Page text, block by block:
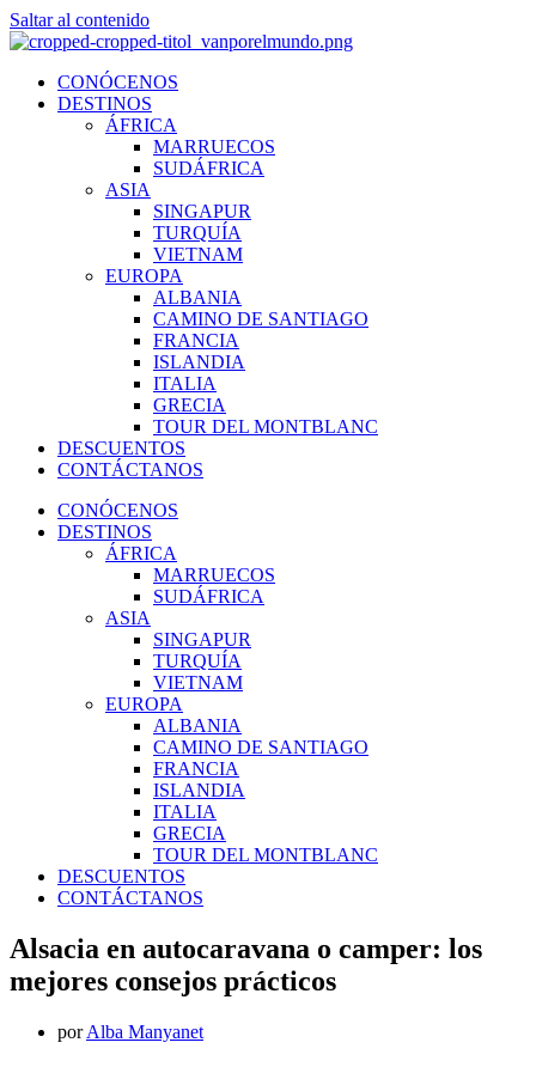
Saltar al contenido
CONÓCENOS
DESTINOS
ÁFRICA
MARRUECOS
SUDÁFRICA
ASIA
SINGAPUR
TURQUÍA
VIETNAM
EUROPA
ALBANIA
CAMINO DE SANTIAGO
FRANCIA
ISLANDIA
ITALIA
GRECIA
TOUR DEL MONTBLANC
DESCUENTOS
CONTÁCTANOS
CONÓCENOS
DESTINOS
ÁFRICA
MARRUECOS
SUDÁFRICA
ASIA
SINGAPUR
TURQUÍA
VIETNAM
EUROPA
ALBANIA
CAMINO DE SANTIAGO
FRANCIA
ISLANDIA
ITALIA
GRECIA
TOUR DEL MONTBLANC
DESCUENTOS
CONTÁCTANOS
Alsacia en autocaravana o camper: los
mejores consejos prácticos
porAlba Manyanet